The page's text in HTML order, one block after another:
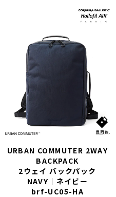
URBAN COMMUTER 2WAY
BACKPACK
2ウェイ バックパック
NAVY｜ネイビー
brf-UC05-HA